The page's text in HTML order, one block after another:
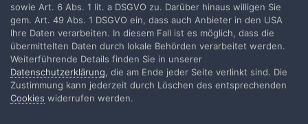
Christian_Mueller schrieb:
Was ich mich beim Durchsehen von alten
Kinoprogrammen manchmal frage ist, ob es
auch 70mm Filme mit weniger als 6-Kanal-
Raumton (egal ob TODD-AO 6.0 oder 70mm
Dolby Stereo 4.2/5.2) z.B. mit dem 4.0
sowie Art. 6 Abs. 1 lit. a DSGVO zu. Darüber hinaus willigen Sie
gem. Art. 49 Abs. 1 DSGVO ein, dass auch Anbieter in den USA
Ihre Daten verarbeiten. In diesem Fall ist es möglich, dass die
übermittelten Daten durch lokale Behörden verarbeitet werden.
Weiterführende Details finden Sie in unserer
Datenschutzerklärung, die am Ende jeder Seite verlinkt sind. Die
Zustimmung kann jederzeit durch Löschen des entsprechenden
Cookies widerrufen werden.